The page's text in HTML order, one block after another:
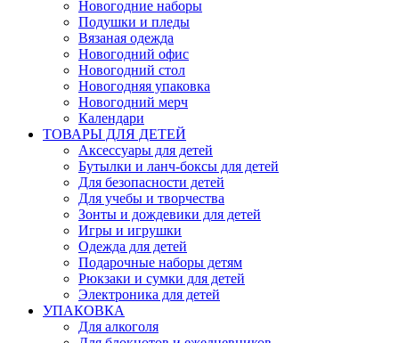
Новогодние наборы
Подушки и пледы
Вязаная одежда
Новогодний офис
Новогодний стол
Новогодняя упаковка
Новогодний мерч
Календари
ТОВАРЫ ДЛЯ ДЕТЕЙ
Аксессуары для детей
Бутылки и ланч-боксы для детей
Для безопасности детей
Для учебы и творчества
Зонты и дождевики для детей
Игры и игрушки
Одежда для детей
Подарочные наборы детям
Рюкзаки и сумки для детей
Электроника для детей
УПАКОВКА
Для алкоголя